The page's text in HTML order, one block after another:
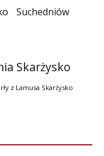
Suchedniów
Skarżysko
z Lamusa Skarżysko